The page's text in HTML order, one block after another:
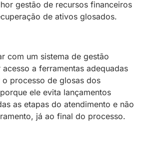
gestão de recursos financeiros
de ativos glosados.
com um sistema de gestão
a ferramentas adequadas
o processo de glosas dos
ele evita lançamentos
as etapas do atendimento e não
já ao final do processo.